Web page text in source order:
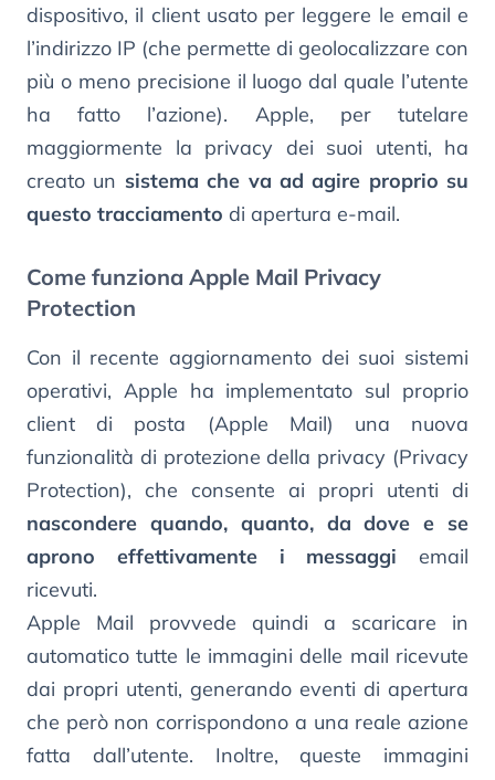
dispositivo, il client usato per leggere le email e
l’indirizzo IP (che permette di geolocalizzare con
più o meno precisione il luogo dal quale l’utente
ha fatto l’azione). Apple, per tutelare
maggiormente la privacy dei suoi utenti, ha
creato un sistema che va ad agire proprio su
questo tracciamento di apertura e-mail.
Come funziona Apple Mail Privacy
Protection
Con il recente aggiornamento dei suoi sistemi
operativi, Apple ha implementato sul proprio
client di posta (Apple Mail) una nuova
funzionalità di protezione della privacy (Privacy
Protection), che consente ai propri utenti di
nascondere quando, quanto, da dove e se
aprono effettivamente i messaggi email
ricevuti.
Apple Mail provvede quindi a scaricare in
automatico tutte le immagini delle mail ricevute
dai propri utenti, generando eventi di apertura
che però non corrispondono a una reale azione
fatta dall’utente. Inoltre, queste immagini